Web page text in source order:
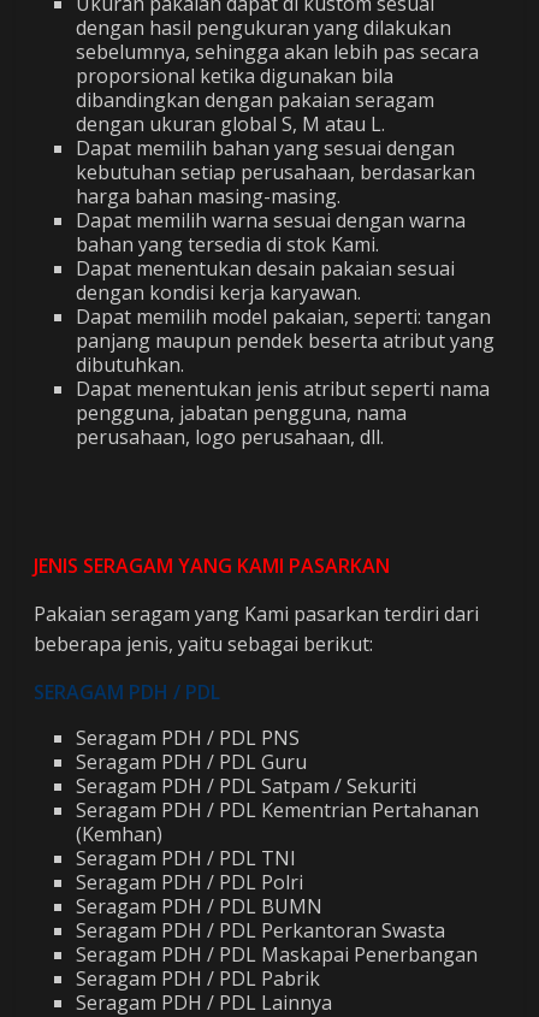
dengan hasil pengukuran yang dilakukan
sebelumnya, sehingga akan lebih pas secara
proporsional ketika digunakan bila
dibandingkan dengan pakaian seragam
dengan ukuran global S, M atau L.
Dapat memilih bahan yang sesuai dengan
kebutuhan setiap perusahaan, berdasarkan
harga bahan masing-masing.
Dapat memilih warna sesuai dengan warna
bahan yang tersedia di stok Kami.
Dapat menentukan desain pakaian sesuai
dengan kondisi kerja karyawan.
Dapat memilih model pakaian, seperti: tangan
panjang maupun pendek beserta atribut yang
dibutuhkan.
Dapat menentukan jenis atribut seperti nama
pengguna, jabatan pengguna, nama
perusahaan, logo perusahaan, dll.
JENIS SERAGAM YANG KAMI PASARKAN
Pakaian seragam yang Kami pasarkan terdiri dari
beberapa jenis, yaitu sebagai berikut:
SERAGAM PDH / PDL
Seragam PDH / PDL PNS
Seragam PDH / PDL Guru
Seragam PDH / PDL Satpam / Sekuriti
Seragam PDH / PDL Kementrian Pertahanan
(Kemhan)
Seragam PDH / PDL TNI
Seragam PDH / PDL Polri
Seragam PDH / PDL BUMN
Seragam PDH / PDL Perkantoran Swasta
Seragam PDH / PDL Maskapai Penerbangan
Seragam PDH / PDL Pabrik
Seragam PDH / PDL Lainnya